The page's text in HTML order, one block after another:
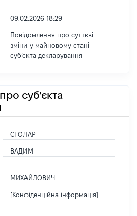
09.02.2026 18:29
Повідомлення про суттєві
зміни у майновому стані
субʼєкта декларування
суб'єкта
СТОЛАР
ВАДИМ
МИХАЙЛОВИЧ
[Конфіденційна інформація]